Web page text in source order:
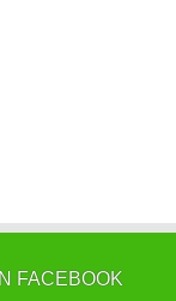
FACEBOOK